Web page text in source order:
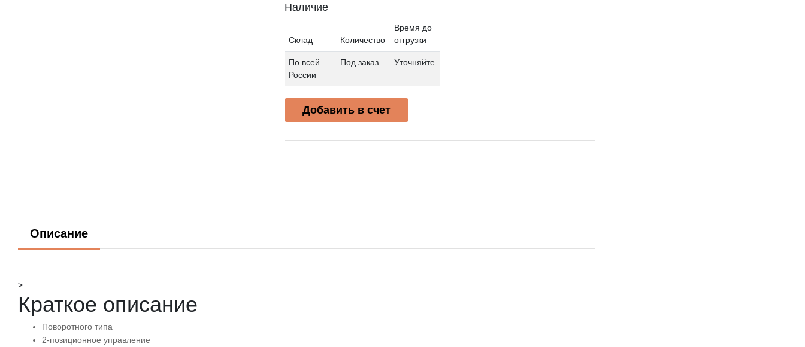
Наличие
Склад Количество
Время до
отгрузки
По всей
России
Под заказ Уточняйте
Добавить в счет
Описание
>
Краткое описание
Поворотного типа
2-позиционное управление